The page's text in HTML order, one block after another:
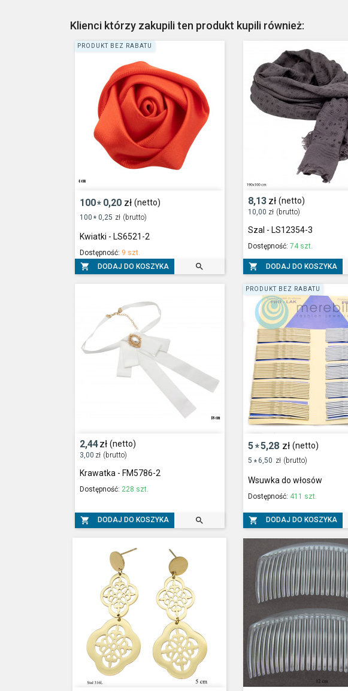
Klienci którzy zakupili ten produkt kupili również:
100* 0,20 zł (netto)
100 * 0,25 zł (brutto)
Kwiatki - LS6521-2
Dostępność: 9 szt.
 DODAJ DO KOSZYKA 
PRODUKT BEZ RABATU
8,13 zł (netto)
10,00 zł (brutto)
Szal - LS12354-3
Dostępność:74 szt.
 DODAJ DO KOSZYKA
2,44zł (netto)
3,00 zł (brutto)
Krawatka - FM5786-2
Dostępność: 228 szt.
 DODAJ DO KOSZYKA 
5*5,28 zł (netto)
5 * 6,50 zł (brutto)
Wsuwka do włosów
Dostępność: 411 szt.
 DODAJ DO KOSZYKA
PRODUKT BEZ RABATU